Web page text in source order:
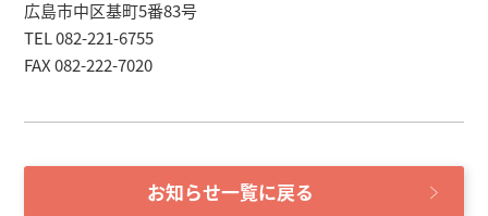
広島市中区基町5番83号
TEL 082-221-6755
FAX 082-222-7020
お知らせ一覧に戻る